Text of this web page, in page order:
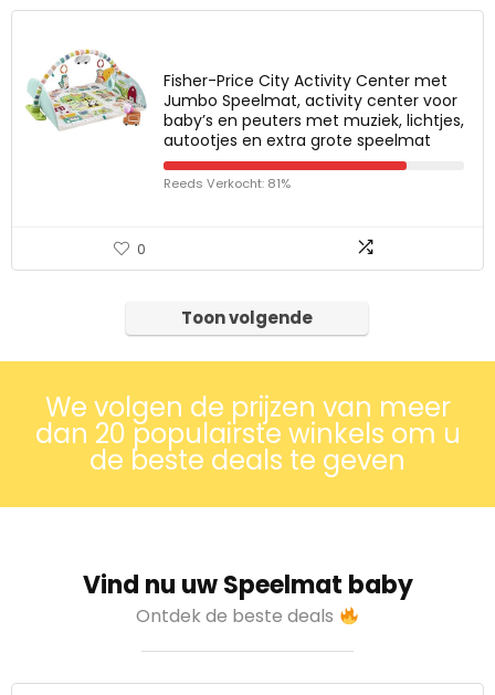
Fisher-Price City Activity Center met
Jumbo Speelmat, activity center voor
baby’s en peuters met muziek, lichtjes,
autootjes en extra grote speelmat
Reeds Verkocht: 81%
0
Toon volgende
We volgen de prijzen van meer
dan 20 populairste winkels om u
de beste deals te geven
Vind nu uw Speelmat baby
Ontdek de beste deals